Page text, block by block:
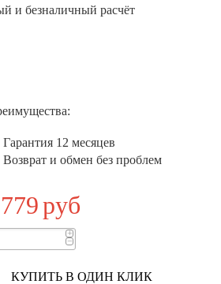
и безналичный расчёт
12 месяцев
Возврат и обмен без проблем
779руб
+
−
КУПИТЬ В ОДИН КЛИК